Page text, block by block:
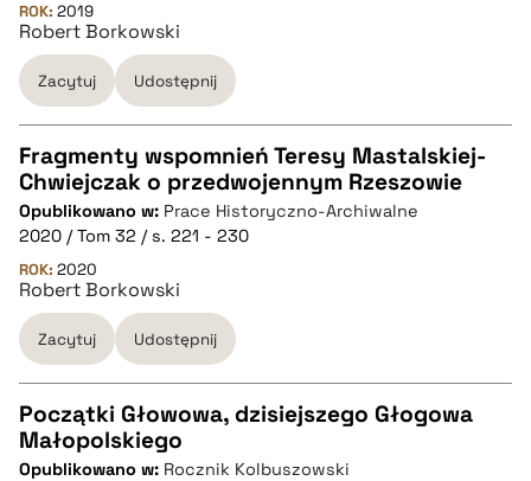
BIBTEX
pobierz cytat
ROK: 2019
Robert Borkowski
Zacytuj Udostępnij
CZYSTY TEKST
pobierz cytat
BIBTEX
pobierz cytat
Fragmenty wspomnień Teresy Mastalskiej-
Chwiejczak o przedwojennym Rzeszowie
Opublikowano w: Prace Historyczno-Archiwalne
2020 / Tom 32 / s. 221 - 230
ROK: 2020
Robert Borkowski
Zacytuj Udostępnij
CZYSTY TEKST
Początki Głowowa, dzisiejszego Głogowa
Małopolskiego
Opublikowano w: Rocznik Kolbuszowski